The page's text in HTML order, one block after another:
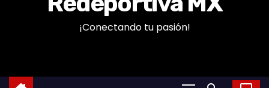
n
¡Conectando tu pasión!